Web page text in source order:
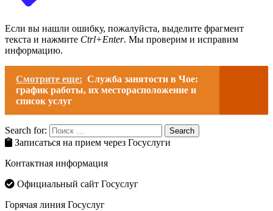
Если вы нашли ошибку, пожалуйста, выделите фрагмент
текста и нажмите Ctrl+Enter. Мы проверим и исправим
информацию.
Смотрите еще: Служба занятости в Чое:
график работы, их месторасположение и
список услуг
Search for: Search
Записаться на прием через Госуслуги
Контактная информация
Официальный сайт Госуслуг
Горячая линия Госуслуг